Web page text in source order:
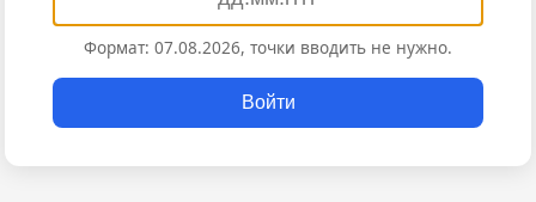
Формат: 07.08.2026, точки вводить не нужно.
Войти